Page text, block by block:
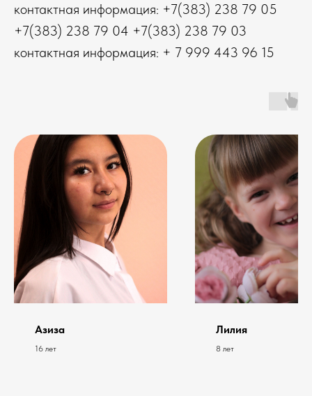
контактная информация: +7(383) 238 79 05
+7(383) 238 79 04 +7(383) 238 79 03
контактная информация: + 7 999 443 96 15
Азиза
16 лет
Лилия
8 лет